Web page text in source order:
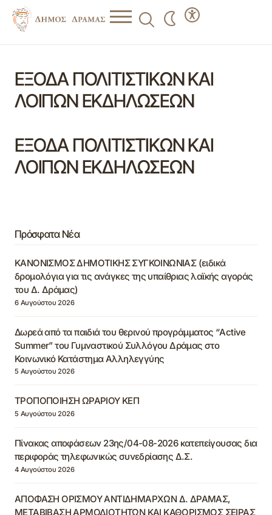
ΕΞΟΔΑ ΠΟΛΙΤΙΣΤΙΚΩΝ ΚΑΙ
ΛΟΙΠΩΝ ΕΚΔΗΛΩΣΕΩΝ
ΕΞΟΔΑ ΠΟΛΙΤΙΣΤΙΚΩΝ ΚΑΙ
ΛΟΙΠΩΝ ΕΚΔΗΛΩΣΕΩΝ
Πρόσφατα Νέα
ΚΑΝΟΝΙΣΜΟΣ ΔΗΜΟΤΙΚΗΣ ΣΥΓΚΟΙΝΩΝΙΑΣ (ειδικά
δρομολόγια για τις ανάγκες της υπαίθριας λαϊκής αγοράς
του Δ. Δράμας)
6 Αυγούστου 2026
Δωρεά από τα παιδιά του θερινού προγράμματος “Active
Summer” του Γυμναστικού Συλλόγου Δράμας στο
Κοινωνικό Κατάστημα Αλληλεγγύης
5 Αυγούστου 2026
ΤΡΟΠΟΠΟΙΗΣΗ ΩΡΑΡΙΟΥ ΚΕΠ
5 Αυγούστου 2026
Πίνακας αποφάσεων 23ης/04-08-2026 κατεπείγουσας δια
περιφοράς τηλεφωνικώς συνεδρίασης Δ.Σ.
4 Αυγούστου 2026
ΑΠΟΦΑΣΗ ΟΡΙΣΜΟΥ ΑΝΤΙΔΗΜΑΡΧΩΝ Δ. ΔΡΑΜΑΣ,
ΜΕΤΑΒΙΒΑΣΗ ΑΡΜΟΔΙΟΤΗΤΩΝ ΚΑΙ ΚΑΘΟΡΙΣΜΟΣ ΣΕΙΡΑΣ